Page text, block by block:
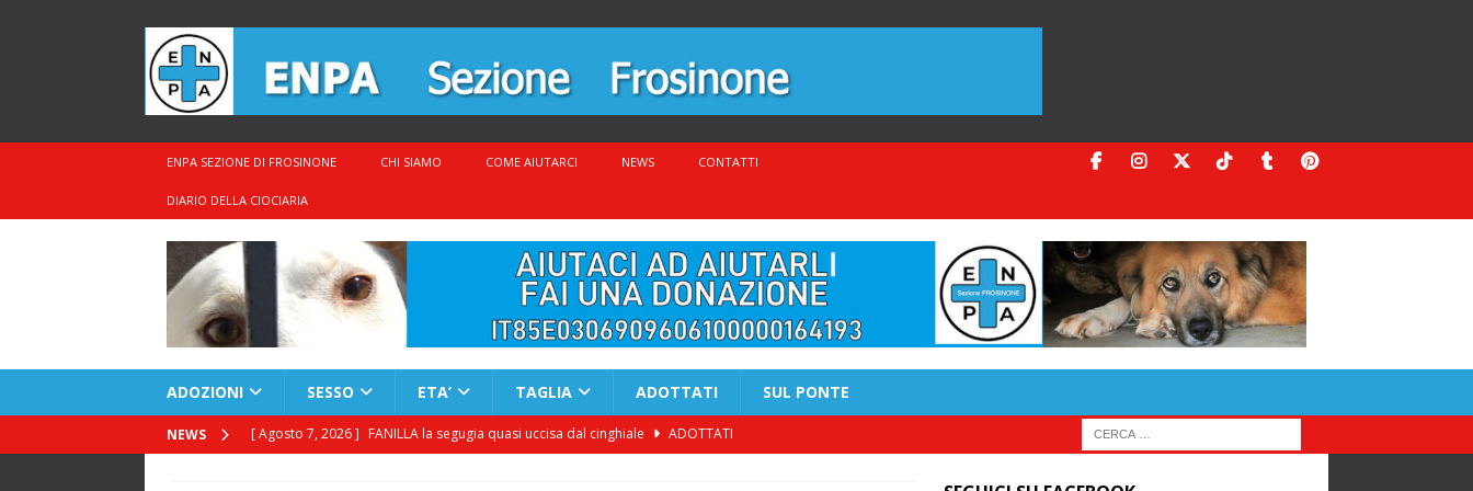
ENPA SEZIONE DI FROSINONE CHI SIAMO COME AIUTARCI NEWS CONTATTI
DIARIO DELLA CIOCIARIA
ADOZIONI SESSO ETA’ TAGLIA ADOTTATI SUL PONTE
NEWS [ Agosto 7, 2026 ] FANILLA la segugia quasi uccisa dal cinghiale
ADOTTATI